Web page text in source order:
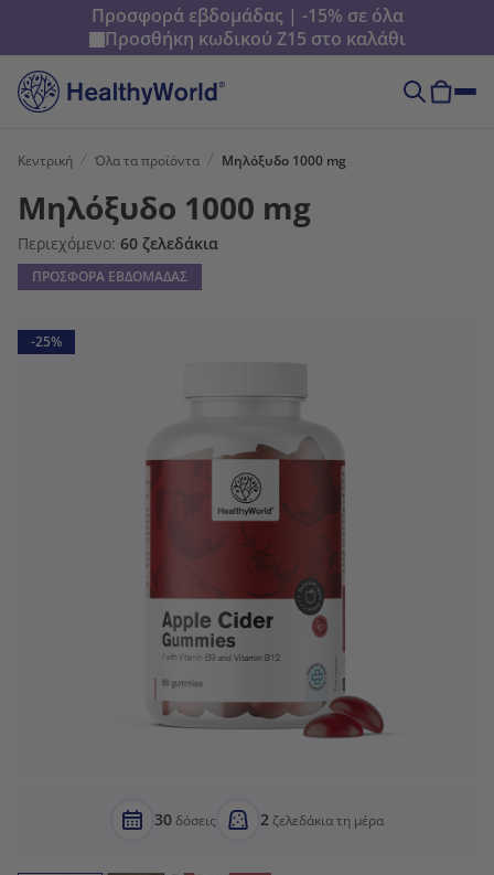
Προσφορά εβδομάδας | -15% σε όλα
Προσθήκη κωδικού Z15 στο καλάθι
Κεντρική Όλα τα προϊόντα Μηλόξυδο 1000 mg
Μηλόξυδο 1000 mg
Περιεχόμενο: 60 ζελεδάκια
ΠΡΟΣΦΟΡΑ ΕΒΔΟΜΑΔΑΣ
-25%
30 δόσεις 2 ζελεδάκια τη μέρα